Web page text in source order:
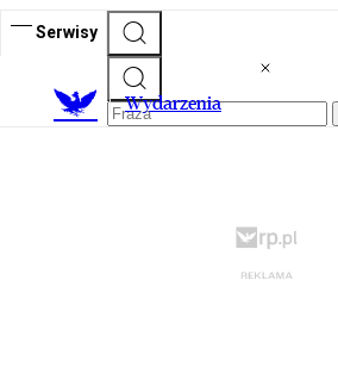
Serwisy
Wydarzenia